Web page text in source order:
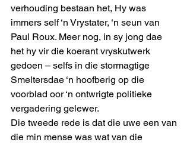
verhouding bestaan het, Hy was
immers self ‘n Vrystater, ‘n seun van
Paul Roux. Meer nog, in sy jong dae
het hy vir die koerant vryskutwerk
gedoen – selfs in die stormagtige
Smeltersdae ‘n hoofberig op die
voorblad oor ‘n ontwrigte politieke
vergadering gelewer.
Die tweede rede is dat die uwe een van
die min mense was wat van die